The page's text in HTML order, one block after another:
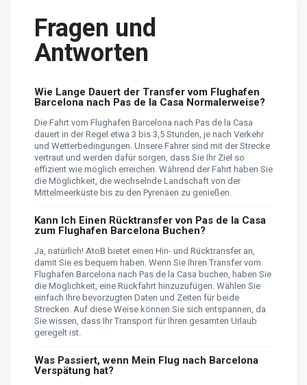
Fragen und
Antworten
Wie Lange Dauert der Transfer vom Flughafen
Barcelona nach Pas de la Casa Normalerweise?
Die Fahrt vom Flughafen Barcelona nach Pas de la Casa
dauert in der Regel etwa 3 bis 3,5 Stunden, je nach Verkehr
und Wetterbedingungen. Unsere Fahrer sind mit der Strecke
vertraut und werden dafür sorgen, dass Sie Ihr Ziel so
effizient wie möglich erreichen. Während der Fahrt haben Sie
die Möglichkeit, die wechselnde Landschaft von der
Mittelmeerküste bis zu den Pyrenäen zu genießen.
Kann Ich Einen Rücktransfer von Pas de la Casa
zum Flughafen Barcelona Buchen?
Ja, natürlich! AtoB bietet einen Hin- und Rücktransfer an,
damit Sie es bequem haben. Wenn Sie Ihren Transfer vom
Flughafen Barcelona nach Pas de la Casa buchen, haben Sie
die Möglichkeit, eine Rückfahrt hinzuzufügen. Wählen Sie
einfach Ihre bevorzugten Daten und Zeiten für beide
Strecken. Auf diese Weise können Sie sich entspannen, da
Sie wissen, dass Ihr Transport für Ihren gesamten Urlaub
geregelt ist.
Was Passiert, wenn Mein Flug nach Barcelona
Verspätung hat?